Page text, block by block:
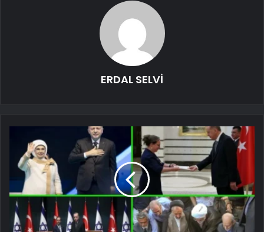
ERDAL SELVİ